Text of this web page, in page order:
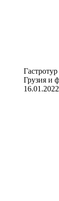
Грузия и
16.01.2022